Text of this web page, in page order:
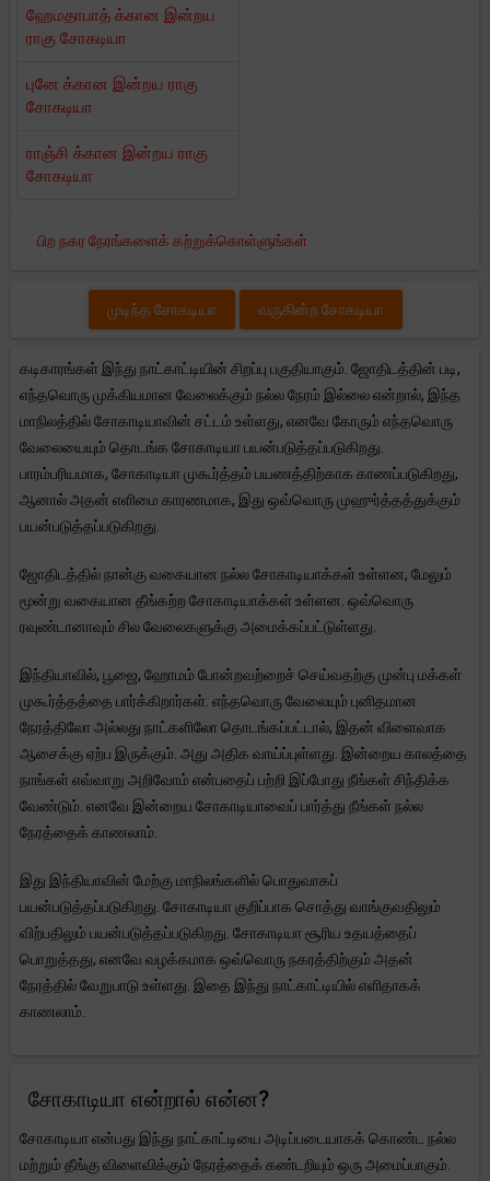
ஹேமதாபாத் க்கான இன்றய
ராகு சோகடியா
புனே க்கான இன்றய ராகு
சோகடியா
ராஞ்சி க்கான இன்றய ராகு
சோகடியா
பிற நகர நேரங்களைக் கற்றுக்கொள்ளுங்கள்
முடிந்த சோகடியா வருகின்ற சோகடியா
கடிகாரங்கள் இந்து நாட்காட்டியின் சிறப்பு பகுதியாகும். ஜோதிடத்தின் படி,
எந்தவொரு முக்கியமான வேலைக்கும் நல்ல நேரம் இல்லை என்றால், இந்த
மாநிலத்தில் சோகாடியாவின் சட்டம் உள்ளது, எனவே கோரும் எந்தவொரு
வேலையையும் தொடங்க சோகாடியா பயன்படுத்தப்படுகிறது.
பாரம்பரியமாக, சோகாடியா முகூர்த்தம் பயணத்திற்காக காணப்படுகிறது,
ஆனால் அதன் எளிமை காரணமாக, இது ஒவ்வொரு முஹுர்த்தத்துக்கும்
பயன்படுத்தப்படுகிறது.
ஜோதிடத்தில் நான்கு வகையான நல்ல சோகாடியாக்கள் உள்ளன, மேலும்
மூன்று வகையான தீங்கற்ற சோகாடியாக்கள் உள்ளன. ஒவ்வொரு
ரவுண்டானாவும் சில வேலைகளுக்கு அமைக்கப்பட்டுள்ளது.
இந்தியாவில், பூஜை, ஹோமம் போன்றவற்றைச் செய்வதற்கு முன்பு மக்கள்
முகூர்த்தத்தை பார்க்கிறார்கள். எந்தவொரு வேலையும் புனிதமான
நேரத்திலோ அல்லது நாட்களிலோ தொடங்கப்பட்டால், இதன் விளைவாக
ஆசைக்கு ஏற்ப இருக்கும். அது அதிக வாய்ப்புள்ளது. இன்றைய காலத்தை
நாங்கள் எவ்வாறு அறிவோம் என்பதைப் பற்றி இப்போது நீங்கள் சிந்திக்க
வேண்டும். எனவே இன்றைய சோகாடியாவைப் பார்த்து நீங்கள் நல்ல
நேரத்தைக் காணலாம்.
இது இந்தியாவின் மேற்கு மாநிலங்களில் பொதுவாகப்
பயன்படுத்தப்படுகிறது. சோகாடியா குறிப்பாக சொத்து வாங்குவதிலும்
விற்பதிலும் பயன்படுத்தப்படுகிறது. சோகாடியா சூரிய உதயத்தைப்
பொறுத்தது, எனவே வழக்கமாக ஒவ்வொரு நகரத்திற்கும் அதன்
நேரத்தில் வேறுபாடு உள்ளது. இதை இந்து நாட்காட்டியில் எளிதாகக்
காணலாம்.
சோகாடியா என்றால் என்ன?
சோகாடியா என்பது இந்து நாட்காட்டியை அடிப்படையாகக் கொண்ட நல்ல
மற்றும் தீங்கு விளைவிக்கும் நேரத்தைக் கண்டறியும் ஒரு அமைப்பாகும்.